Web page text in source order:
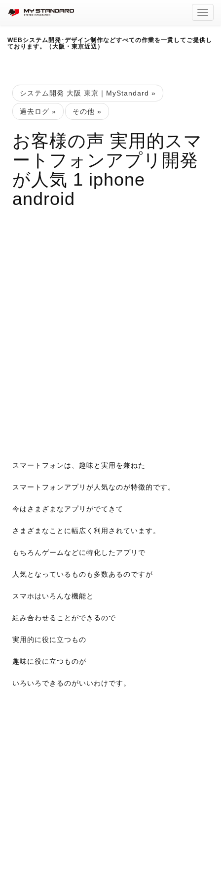
WEBシステム開発･デザイン制作などすべての作業を一貫してご提供し
ております。（大阪・東京近辺）
システム開発 大阪 東京｜MyStandard »
過去ログ » その他 »
お客様の声 実用的スマ
ートフォンアプリ開発
が人気 1 iphone
android
スマートフォンは、趣味と実用を兼ねた
スマートフォンアプリが人気なのが特徴的です。
今はさまざまなアプリがでてきて
さまざまなことに幅広く利用されています。
もちろんゲームなどに特化したアプリで
人気となっているものも多数あるのですが
スマホはいろんな機能と
組み合わせることができるので
実用的に役に立つもの
趣味に役に立つものが
いろいろできるのがいいわけです。